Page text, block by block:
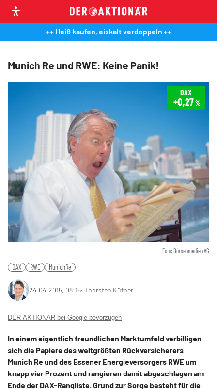
++ Heiß kaufen, eiskalt verdoppeln ++
Munich Re und RWE: Keine Panik!
Foto: Börsenmedien AG
DAX
+0,27%
DAX RWE MunichRe
24.04.2015, 08:15‧ Thorsten Küfner
DER AKTIONÄR bei Google bevorzugen
In einem eigentlich freundlichen Marktumfeld verbilligen
sich die Papiere des weltgrößten Rückversicherers
Munich Re und des Essener Energieversorgers RWE um
knapp vier Prozent und rangieren damit abgeschlagen am
Ende der DAX-Rangliste. Grund zur Sorge besteht für die